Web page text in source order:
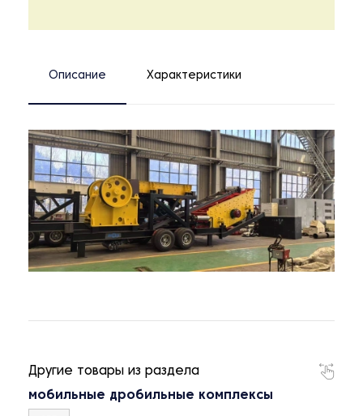
Описание Характеристики
Другие товары из раздела
мобильные дробильные комплексы